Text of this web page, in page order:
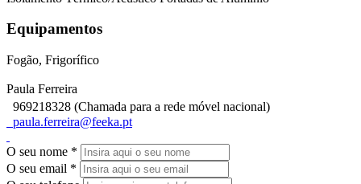
Equipamentos
Fogão, Frigorífico
Paula Ferreira
969218328 (Chamada para a rede móvel nacional)
paula.ferreira@feeka.pt
O seu nome *
O seu email *